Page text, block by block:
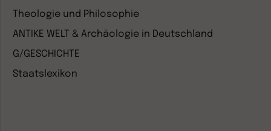
Theologie und Philosophie
ANTIKE WELT & Archäologie in Deutschland
G/GESCHICHTE
Staatslexikon